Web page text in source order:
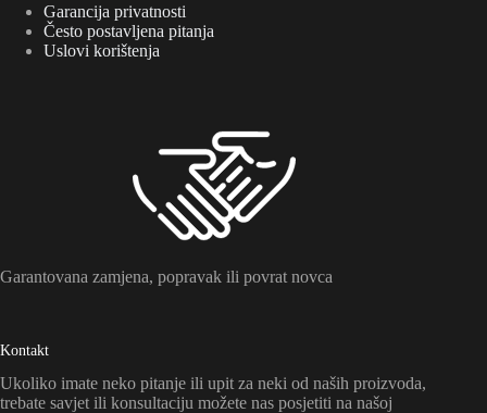
Garancija privatnosti
Često postavljena pitanja
Uslovi korištenja
Garantovana zamjena, popravak ili povrat novca
Kontakt
Ukoliko imate neko pitanje ili upit za neki od naših proizvoda,
trebate savjet ili konsultaciju možete nas posjetiti na našoj